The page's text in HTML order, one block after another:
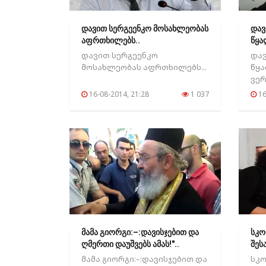
დავით სერგეენკო მოსახლეობას
აფრთხილებს..
დავით სერგეენკო
მოსახლეობას აფრთხილებს...
16-08-2014, 21:28 1 037
მამა გიორგი:–:დავისჯებით და
ღმერთი დაუშვებს ამას!"..
მამა გიორგი:–:დავისჯებით და